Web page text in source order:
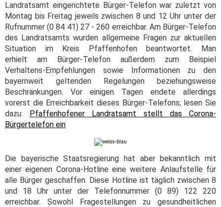
Landratsamt eingerichtete Bürger-Telefon war zuletzt von
Montag bis Freitag jeweils zwischen 8 und 12 Uhr unter der
Rufnummer (0 84 41) 27 - 260 erreichbar. Am Bürger-Telefon
des Landratsamts wurden allgemeine Fragen zur aktuellen
Situation im Kreis Pfaffenhofen beantwortet. Man
erhielt am Bürger-Telefon außerdem zum Beispiel
Verhaltens-Empfehlungen sowie Informationen zu den
bayernweit geltenden Regelungen beziehungsweise
Beschränkungen. Vor einigen Tagen endete allerdings
vorerst die Erreichbarkeit dieses Bürger-Telefons; lesen Sie
dazu:
Pfaffenhofener Landratsamt stellt das Corona-
Bürgertelefon ein
Die bayerische Staatsregierung hat aber bekanntlich mit
einer eigenen Corona-Hotline eine weitere Anlaufstelle für
alle Bürger geschaffen. Diese Hotline ist täglich zwischen 8
und 18 Uhr unter der Telefonnummer (0 89) 122 220
erreichbar. Sowohl Fragestellungen zu gesundheitlichen